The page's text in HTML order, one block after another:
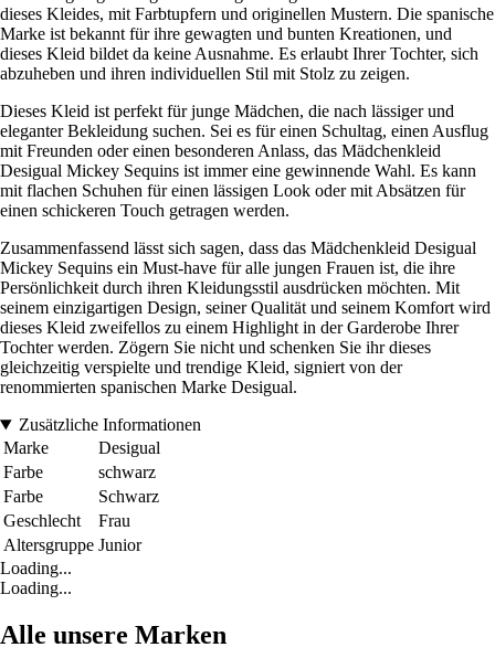
dieses Kleides, mit Farbtupfern und originellen Mustern. Die spanische
Marke ist bekannt für ihre gewagten und bunten Kreationen, und
dieses Kleid bildet da keine Ausnahme. Es erlaubt Ihrer Tochter, sich
abzuheben und ihren individuellen Stil mit Stolz zu zeigen.
Dieses Kleid ist perfekt für junge Mädchen, die nach lässiger und
eleganter Bekleidung suchen. Sei es für einen Schultag, einen Ausflug
mit Freunden oder einen besonderen Anlass, das Mädchenkleid
Desigual Mickey Sequins ist immer eine gewinnende Wahl. Es kann
mit flachen Schuhen für einen lässigen Look oder mit Absätzen für
einen schickeren Touch getragen werden.
Zusammenfassend lässt sich sagen, dass das Mädchenkleid Desigual
Mickey Sequins ein Must-have für alle jungen Frauen ist, die ihre
Persönlichkeit durch ihren Kleidungsstil ausdrücken möchten. Mit
seinem einzigartigen Design, seiner Qualität und seinem Komfort wird
dieses Kleid zweifellos zu einem Highlight in der Garderobe Ihrer
Tochter werden. Zögern Sie nicht und schenken Sie ihr dieses
gleichzeitig verspielte und trendige Kleid, signiert von der
renommierten spanischen Marke Desigual.
Zusätzliche Informationen
Marke
Desigual
Farbe
schwarz
Farbe
Schwarz
Geschlecht
Frau
Altersgruppe Junior
Loading...
Loading...
Alle unsere Marken